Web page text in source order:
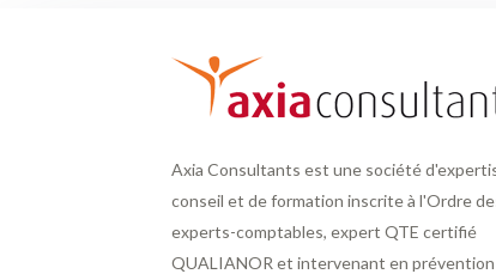
Axia Consultants est une société
conseil et de formation inscrite à l'Ordre
experts-comptables, expert QTE certifié
QUALIANOR et intervenant en prévention